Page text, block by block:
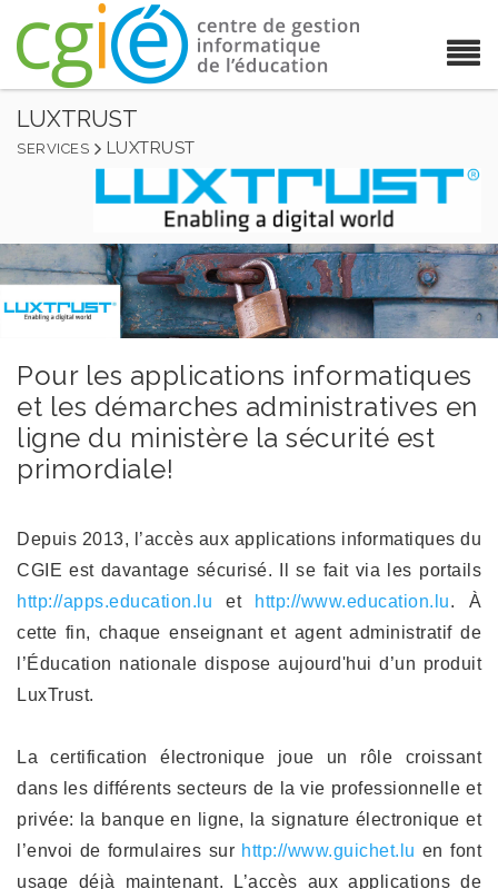
LUXTRUST
SERVICES LUXTRUST
Pour les applications informatiques
et les démarches administratives en
ligne du ministère la sécurité est
primordiale!
Depuis 2013, l’accès aux applications informatiques du
CGIE est davantage sécurisé. Il se fait via les portails
http://apps.education.lu et http://www.education.lu. À
cette fin, chaque enseignant et agent administratif de
l’Éducation nationale dispose aujourd'hui d’un produit
LuxTrust.
La certification électronique joue un rôle croissant
dans les différents secteurs de la vie professionnelle et
privée: la banque en ligne, la signature électronique et
l’envoi de formulaires sur http://www.guichet.lu en font
usage déjà maintenant. L’accès aux applications de